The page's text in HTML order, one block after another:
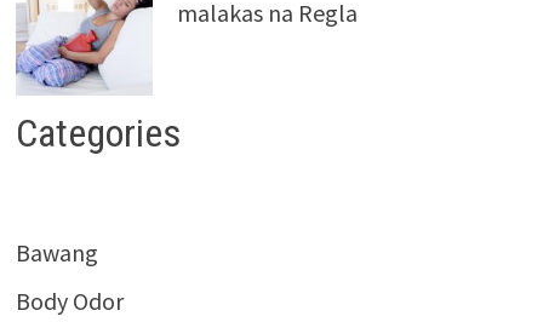
malakas na Regla
Categories
Bawang
Body Odor